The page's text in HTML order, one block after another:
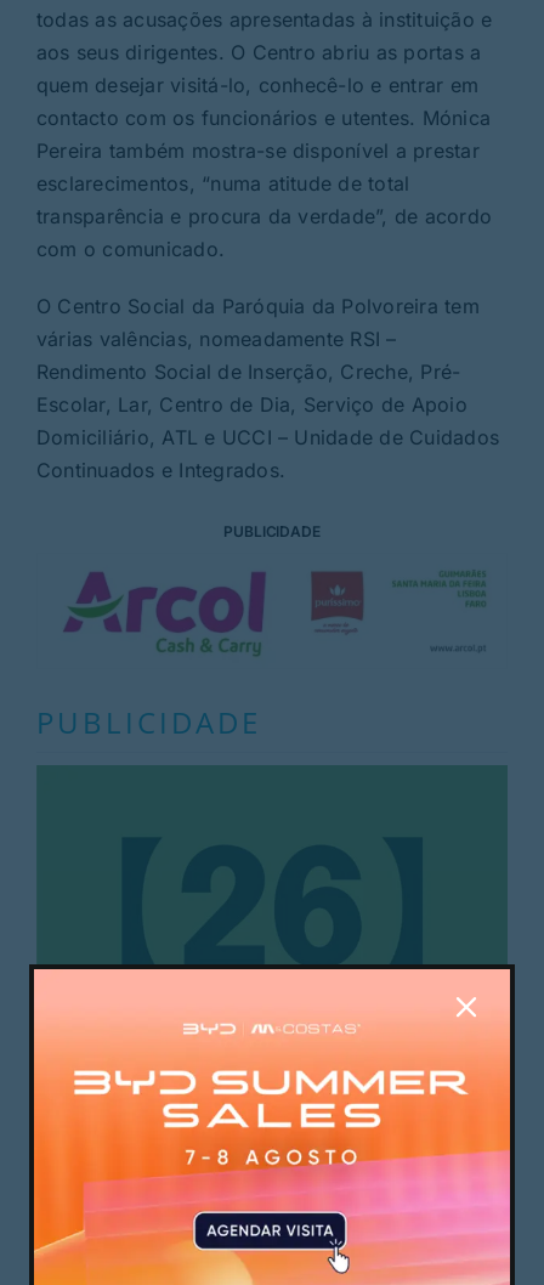
todas as acusações apresentadas à instituição e
aos seus dirigentes. O Centro abriu as portas a
quem desejar visitá-lo, conhecê-lo e entrar em
contacto com os funcionários e utentes. Mónica
Pereira também mostra-se disponível a prestar
esclarecimentos, “numa atitude de total
transparência e procura da verdade”, de acordo
com o comunicado.
O Centro Social da Paróquia da Polvoreira tem
várias valências, nomeadamente RSI –
Rendimento Social de Inserção, Creche, Pré-
Escolar, Lar, Centro de Dia, Serviço de Apoio
Domiciliário, ATL e UCCI – Unidade de Cuidados
Continuados e Integrados.
PUBLICIDADE
PUBLICIDADE